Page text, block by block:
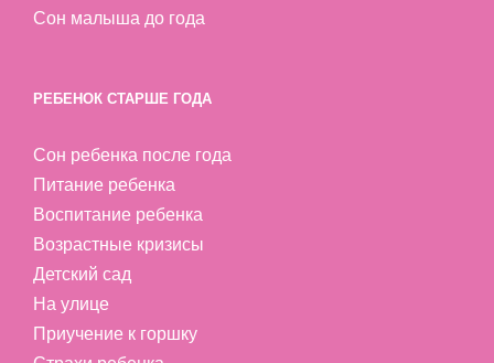
Сон малыша до года
РЕБЕНОК СТАРШЕ ГОДА
Сон ребенка после года
Питание ребенка
Воспитание ребенка
Возрастные кризисы
Детский сад
На улице
Приучение к горшку